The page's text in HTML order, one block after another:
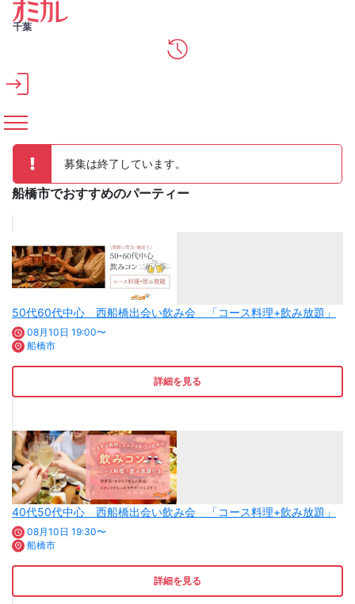
メインコンテンツへスキップ
千葉
募集は終了しています。
船橋市でおすすめのパーティー
50代60代中心 西船橋出会い飲み会 「コース料理+飲み放題」
08月10日 19:00〜
船橋市
詳細を見る
40代50代中心 西船橋出会い飲み会 「コース料理+飲み放題」
08月10日 19:30〜
船橋市
詳細を見る